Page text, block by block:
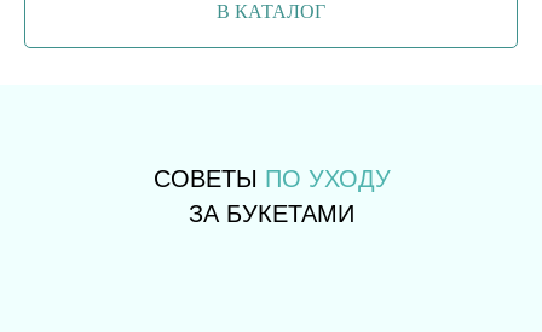
В КАТАЛОГ
СОВЕТЫ ПО УХОДУ
ЗА БУКЕТАМИ